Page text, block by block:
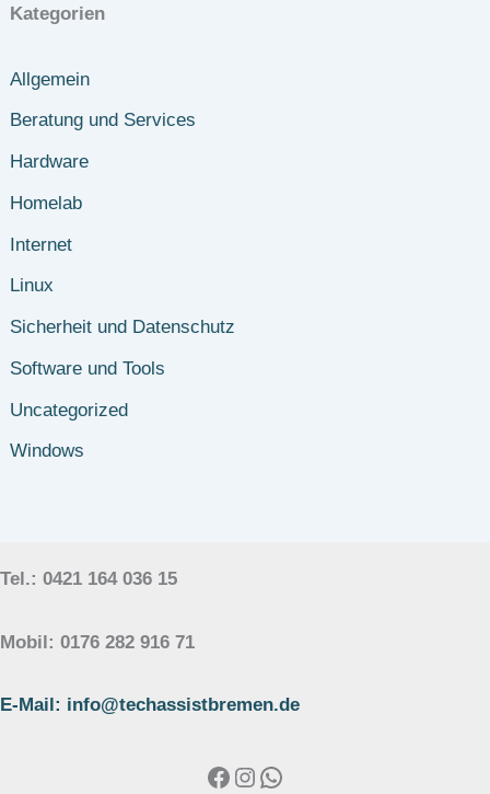
Kategorien
Allgemein
Beratung und Services
Hardware
Homelab
Internet
Linux
Sicherheit und Datenschutz
Software und Tools
Uncategorized
Windows
Tel.: 0421 164 036 15
Mobil: 0176 282 916 71
E-Mail: info@techassistbremen.de
Facebook
Instagram
WhatsApp